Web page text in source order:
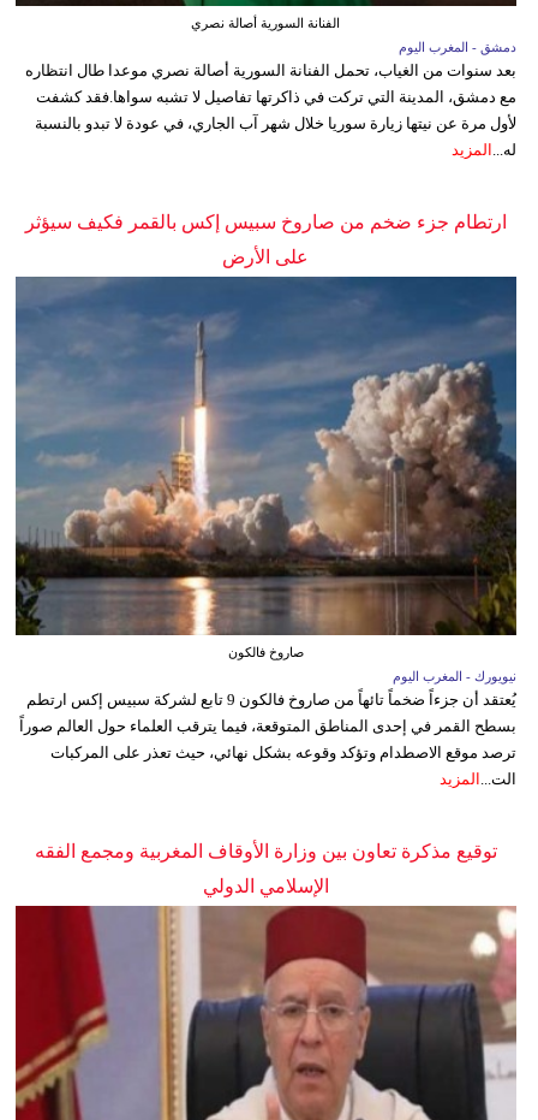
الفنانة السورية أصالة نصري
دمشق - المغرب اليوم
بعد سنوات من الغياب، تحمل الفنانة السورية أصالة نصري موعدا طال انتظاره
مع دمشق، المدينة التي تركت في ذاكرتها تفاصيل لا تشبه سواها.فقد كشفت
لأول مرة عن نيتها زيارة سوريا خلال شهر آب الجاري، في عودة لا تبدو بالنسبة
له...
المزيد
ارتطام جزء ضخم من صاروخ سبيس إكس بالقمر فكيف سيؤثر
على الأرض
صاروخ فالكون
نيويورك - المغرب اليوم
يُعتقد أن جزءاً ضخماً تائهاً من صاروخ فالكون 9 تابع لشركة سبيس إكس ارتطم
بسطح القمر في إحدى المناطق المتوقعة، فيما يترقب العلماء حول العالم صوراً
ترصد موقع الاصطدام وتؤكد وقوعه بشكل نهائي، حيث تعذر على المركبات
الت... المزيد
توقيع مذكرة تعاون بين وزارة الأوقاف المغربية ومجمع الفقه
الإسلامي الدولي